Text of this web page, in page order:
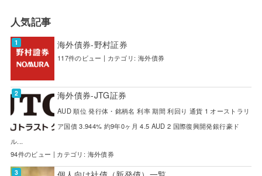
人気記事
海外債券-野村証券
117件のビュー | カテゴリ: 海外債券
海外債券-JTG証券
AUD 順位 発行体・銘柄名 利率 期間 利回り 通貨 1 オーストラリ
ア国債 3.944% 約9年0ヶ月 4.5 AUD 2 国際復興開発銀行豪ド
ル...
94件のビュー | カテゴリ: 海外債券